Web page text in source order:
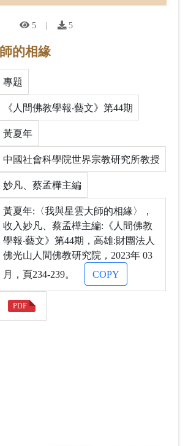
5 | 5
的相緣
專題
《人間佛教學報‧藝文》第44期
黃夏年
中國社會科學院世界宗教研究所教授
妙凡、蔡孟樺主編
黃夏年:〈我與星雲大師的相緣〉，
收入妙凡、蔡孟樺主編:《人間佛教
學報‧藝文》第44期，高雄:財團法人
佛光山人間佛教研究院，2023年 03
月，頁234-239。
COPY
PDF